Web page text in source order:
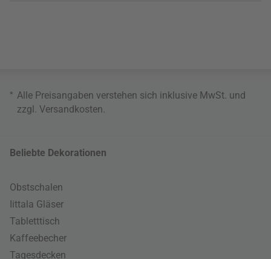
* Alle Preisangaben verstehen sich inklusive MwSt. und
zzgl. Versandkosten
Beliebte Dekorationen
Obstschalen
Iittala Gläser
Tabletttisch
Kaffeebecher
Tagesdecken